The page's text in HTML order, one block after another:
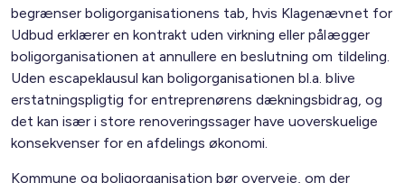
begrænser boligorganisationens tab, hvis Klagenævnet for
Udbud erklærer en kontrakt uden virkning eller pålægger
boligorganisationen at annullere en beslutning om tildeling.
Uden escapeklausul kan boligorganisationen bl.a. blive
erstatningspligtig for entreprenørens dækningsbidrag, og
det kan især i store renoveringssager have uoverskuelige
konsekvenser for en afdelings økonomi.
Kommune og boligorganisation bør overveje, om der